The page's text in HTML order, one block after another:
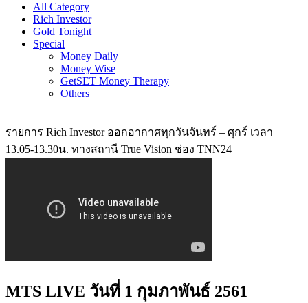
All Category
Rich Investor
Gold Tonight
Special
Money Daily
Money Wise
GetSET Money Therapy
Others
รายการ Rich Investor ออกอากาศทุกวันจันทร์ – ศุกร์ เวลา
13.05-13.30น. ทางสถานี True Vision ช่อง TNN24
MTS LIVE วันที่ 1 กุมภาพันธ์ 2561